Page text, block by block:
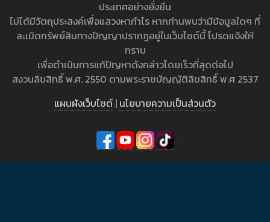
ประเทศอย่างยั่งยืน
ไม่ได้มีวัตถุประสงค์เพื่อแสวงหากำไร หากท่านพบว่ามีข้อมูลใดๆ ที่
ละเมิดทรัพย์สินทางปัญญาปรากฏอยู่ในเว็บไซต์นี้ โปรดแจ้งให้
ทราบ
เพื่อดำเนินการแก้ปัญหาดังกล่าวโดยเร็วที่สุดต่อไป
สงวนลิขสิทธิ์ พ.ศ. 2550 ตามพระราชบัญญัติลิขสิทธิ์ พ.ศ 2537
แผนผังเว็บไซต์ | นโยบายความเป็นส่วนตัว